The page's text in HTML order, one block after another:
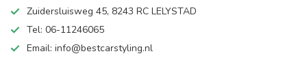
Zuidersluisweg 45, 8243 RC LELYSTAD
Tel: 06-11246065
Email: info@bestcarstyling.nl